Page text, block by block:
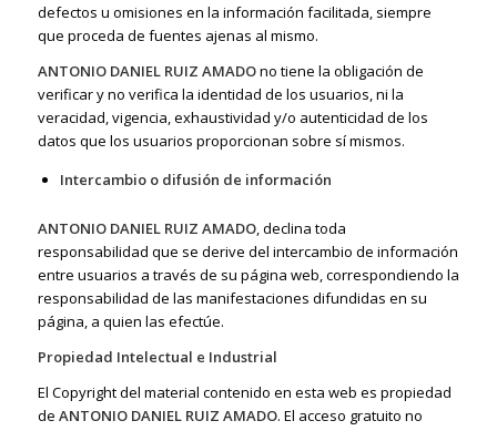
defectos u omisiones en la información facilitada, siempre
que proceda de fuentes ajenas al mismo.
ANTONIO DANIEL RUIZ AMADOno tiene la obligación de
verificar y no verifica la identidad de los usuarios, ni la
veracidad, vigencia, exhaustividad y/o autenticidad de los
datos que los usuarios proporcionan sobre sí mismos.
Intercambio o difusión de información
ANTONIO DANIEL RUIZ AMADO, declina toda
responsabilidad que se derive del intercambio de información
entre usuarios a través de su página web, correspondiendo la
responsabilidad de las manifestaciones difundidas en su
página, a quien las efectúe.
Propiedad Intelectual e Industrial
El Copyright del material contenido en esta web es propiedad
de ANTONIO DANIEL RUIZ AMADO. El acceso gratuito no